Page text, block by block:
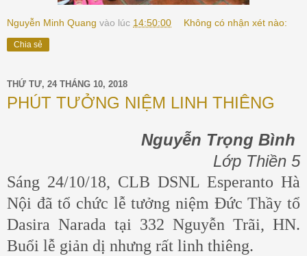
Nguyễn Minh Quang vào lúc 14:50:00 Không có nhận xét nào:
Chia sẻ
THỨ TƯ, 24 THÁNG 10, 2018
PHÚT TƯỞNG NIỆM LINH THIÊNG
Nguyễn Trọng Bình
Lớp Thiền 5
Sáng 24/10/18, CLB DSNL Esperanto Hà
Nội đã tổ chức lễ tưởng niệm Đức Thầy tổ
Dasira Narada tại 332 Nguyễn Trãi, HN.
Buổi lễ giản dị nhưng rất linh thiêng.